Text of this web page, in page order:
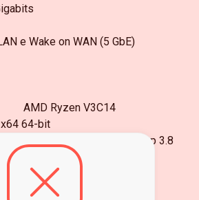
e Wake on WAN (5 GbE)
Ryzen V3C14
x64 64-bit
Quatro núcleos 2.3GHz (burst up 3.8